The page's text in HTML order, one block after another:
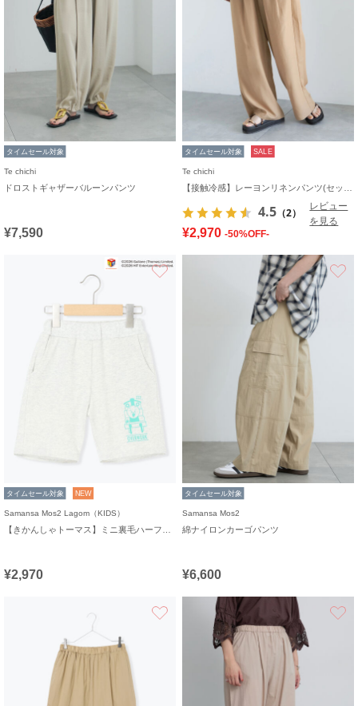
タイムセール対象
Te chichi
ドロストギャザーバルーンパンツ
¥7,590
タイムセール対象 SALE
Te chichi
4.5 （2）
レビュー
を見る
¥2,970 -50%OFF-
タイムセール対象 NEW
Samansa Mos2 Lagom（KIDS）
¥2,970
タイムセール対象
Samansa Mos2
綿ナイロンカーゴパンツ
¥6,600
お気に入り